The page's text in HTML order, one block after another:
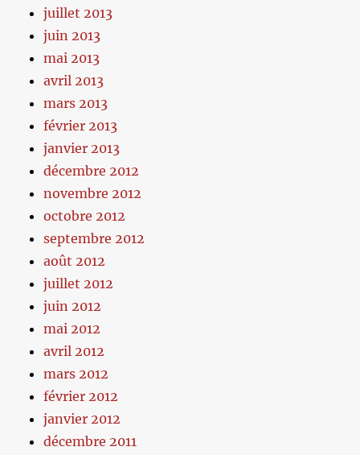
juillet 2013
juin 2013
mai 2013
avril 2013
mars 2013
février 2013
janvier 2013
décembre 2012
novembre 2012
octobre 2012
septembre 2012
août 2012
juillet 2012
juin 2012
mai 2012
avril 2012
mars 2012
février 2012
janvier 2012
décembre 2011